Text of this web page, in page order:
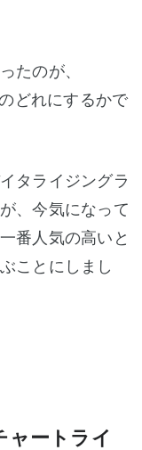
たのが、
どれにするかで
タライジングラ
、今気になって
番人気の高いと
ことにしまし
ャートライ